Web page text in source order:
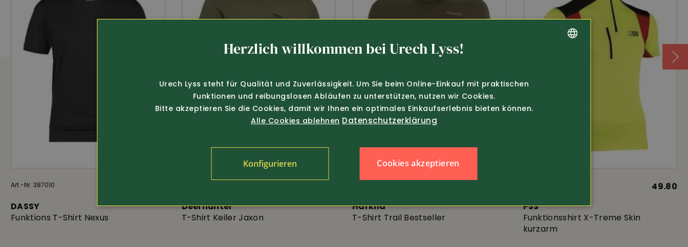
Art.-Nr. 387010
DASSY
Funktions T-Shirt Nexus
Deerhunter
T-Shirt Keiler Jaxon
Härkila
T-Shirt Trail Bestseller
49.80
PSS
Funktionsshirt X-Treme Skin
kurzarm
Herzlich willkommen bei Urech Lyss!
Urech Lyss steht für Qualität und Zuverlässigkeit. Um Sie beim Online-Einkauf mit praktischen
Funktionen und reibungslosen Abläufen zu unterstützen, nutzen wir Cookies.
Bitte akzeptieren Sie die Cookies, damit wir Ihnen ein optimales Einkaufserlebnis bieten können.
Alle Cookies ablehnen Datenschutzerklärung
Cookies akzeptieren
Konfigurieren